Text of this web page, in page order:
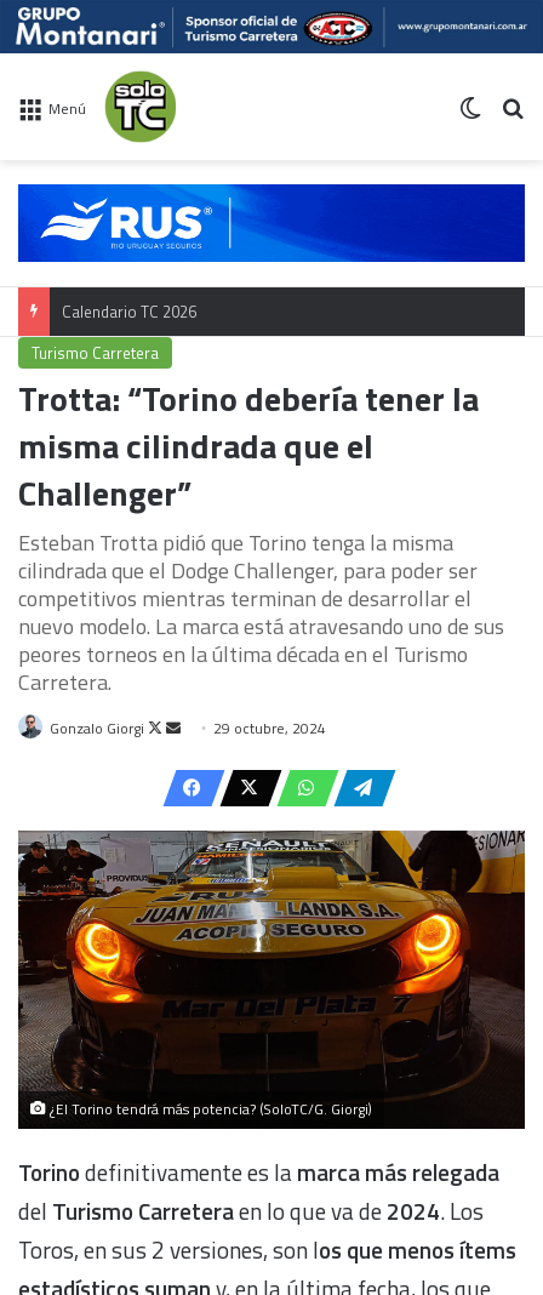
Menú
Calendario TC 2026
Turismo Carretera
Trotta: “Torino debería tener la
misma cilindrada que el
Challenger”
Esteban Trotta pidió que Torino tenga la misma
cilindrada que el Dodge Challenger, para poder ser
competitivos mientras terminan de desarrollar el
nuevo modelo. La marca está atravesando uno de sus
peores torneos en la última década en el Turismo
Carretera.
Gonzalo Giorgi
Follow
X
Send
email
29 octubre, 2024
¿El Torino tendrá más potencia? (SoloTC/G. Giorgi)
Torinodefinitivamente es lamarca más relegada
del Turismo Carreteraen lo que va de2024. Los
Toros, en sus 2 versiones, son los que menos ítems
estadísticos sumany, en la última fecha, los que